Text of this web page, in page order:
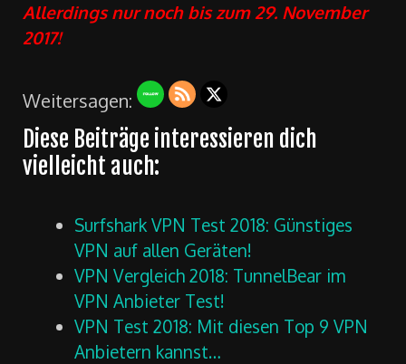
Allerdings nur noch bis zum 29. November
2017!
Weitersagen:
Diese Beiträge interessieren dich
vielleicht auch:
Surfshark VPN Test 2018: Günstiges
VPN auf allen Geräten!
VPN Vergleich 2018: TunnelBear im
VPN Anbieter Test!
VPN Test 2018: Mit diesen Top 9 VPN
Anbietern kannst…